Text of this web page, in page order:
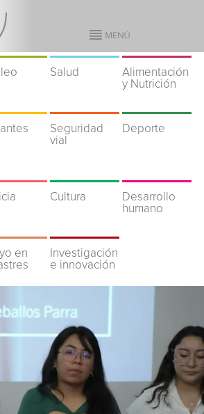
Salud
Alimentación
y Nutrición
Seguridad
vial
Deporte
Cultura
Desarrollo
humano
en
Investigación
e innovación